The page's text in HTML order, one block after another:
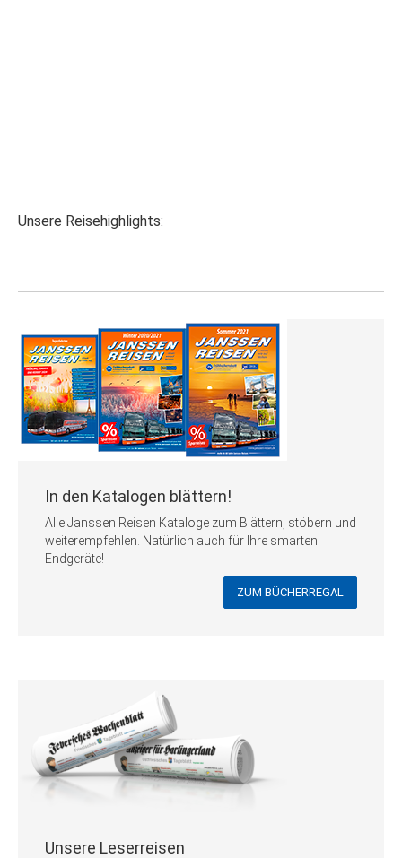
Unsere Reisehighlights:
In den Katalogen blättern!
Alle Janssen Reisen Kataloge zum Blättern, stöbern und
weiterempfehlen. Natürlich auch für Ihre smarten
Endgeräte!
ZUM BÜCHERREGAL
Unsere Leserreisen